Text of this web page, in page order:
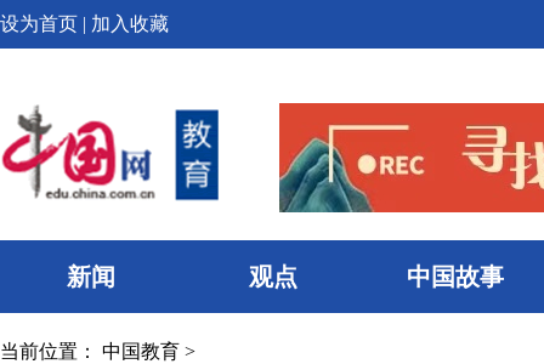
设为首页 | 加入收藏
新闻 观点 中国故事
当前位置： 中国教育 >